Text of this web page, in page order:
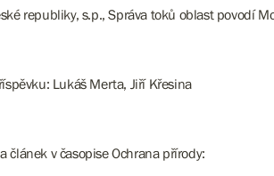
republiky, s.p., Správa toků oblast povodí
Lukáš Merta, Jiří Křesina
článek v časopise Ochrana přírody: